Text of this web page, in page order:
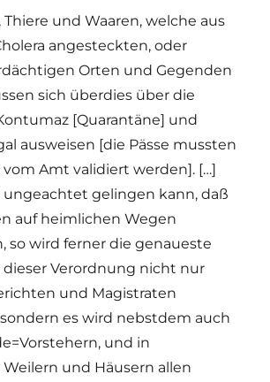
Thiere und Waaren, welche aus
angesteckten, oder
Orten und Gegenden
sich überdies über die
[Quarantäne] und
ausweisen [die Pässe mussten
Amt validiert werden]. […]
ungeachtet gelingen kann, daß
auf heimlichen Wegen
so wird ferner die genaueste
Verordnung nicht nur
und Magistraten
es wird nebstdem auch
und in
und Häusern allen